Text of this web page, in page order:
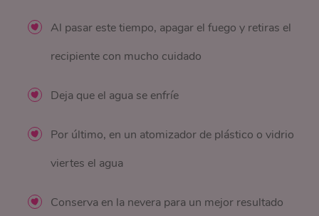
Al pasar este tiempo, apagar el fuego y retiras el
recipiente con mucho cuidado
Deja que el agua se enfríe
Por último, en un atomizador de plástico o vidrio
viertes el agua
Conserva en la nevera para un mejor resultado